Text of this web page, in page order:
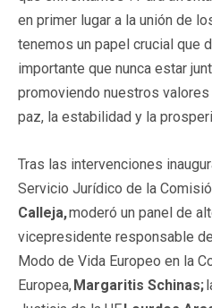
en primer lugar a la unión de
tenemos un papel crucial que
importante que nunca estar
promoviendo nuestros
paz, la estabilidad y la
Tras las intervenciones
Servicio Jurídico de la
Calleja,moderó un panel de
vicepresidente responsable
Modo de Vida Europeo en la
Europea,Margaritis Schinas;